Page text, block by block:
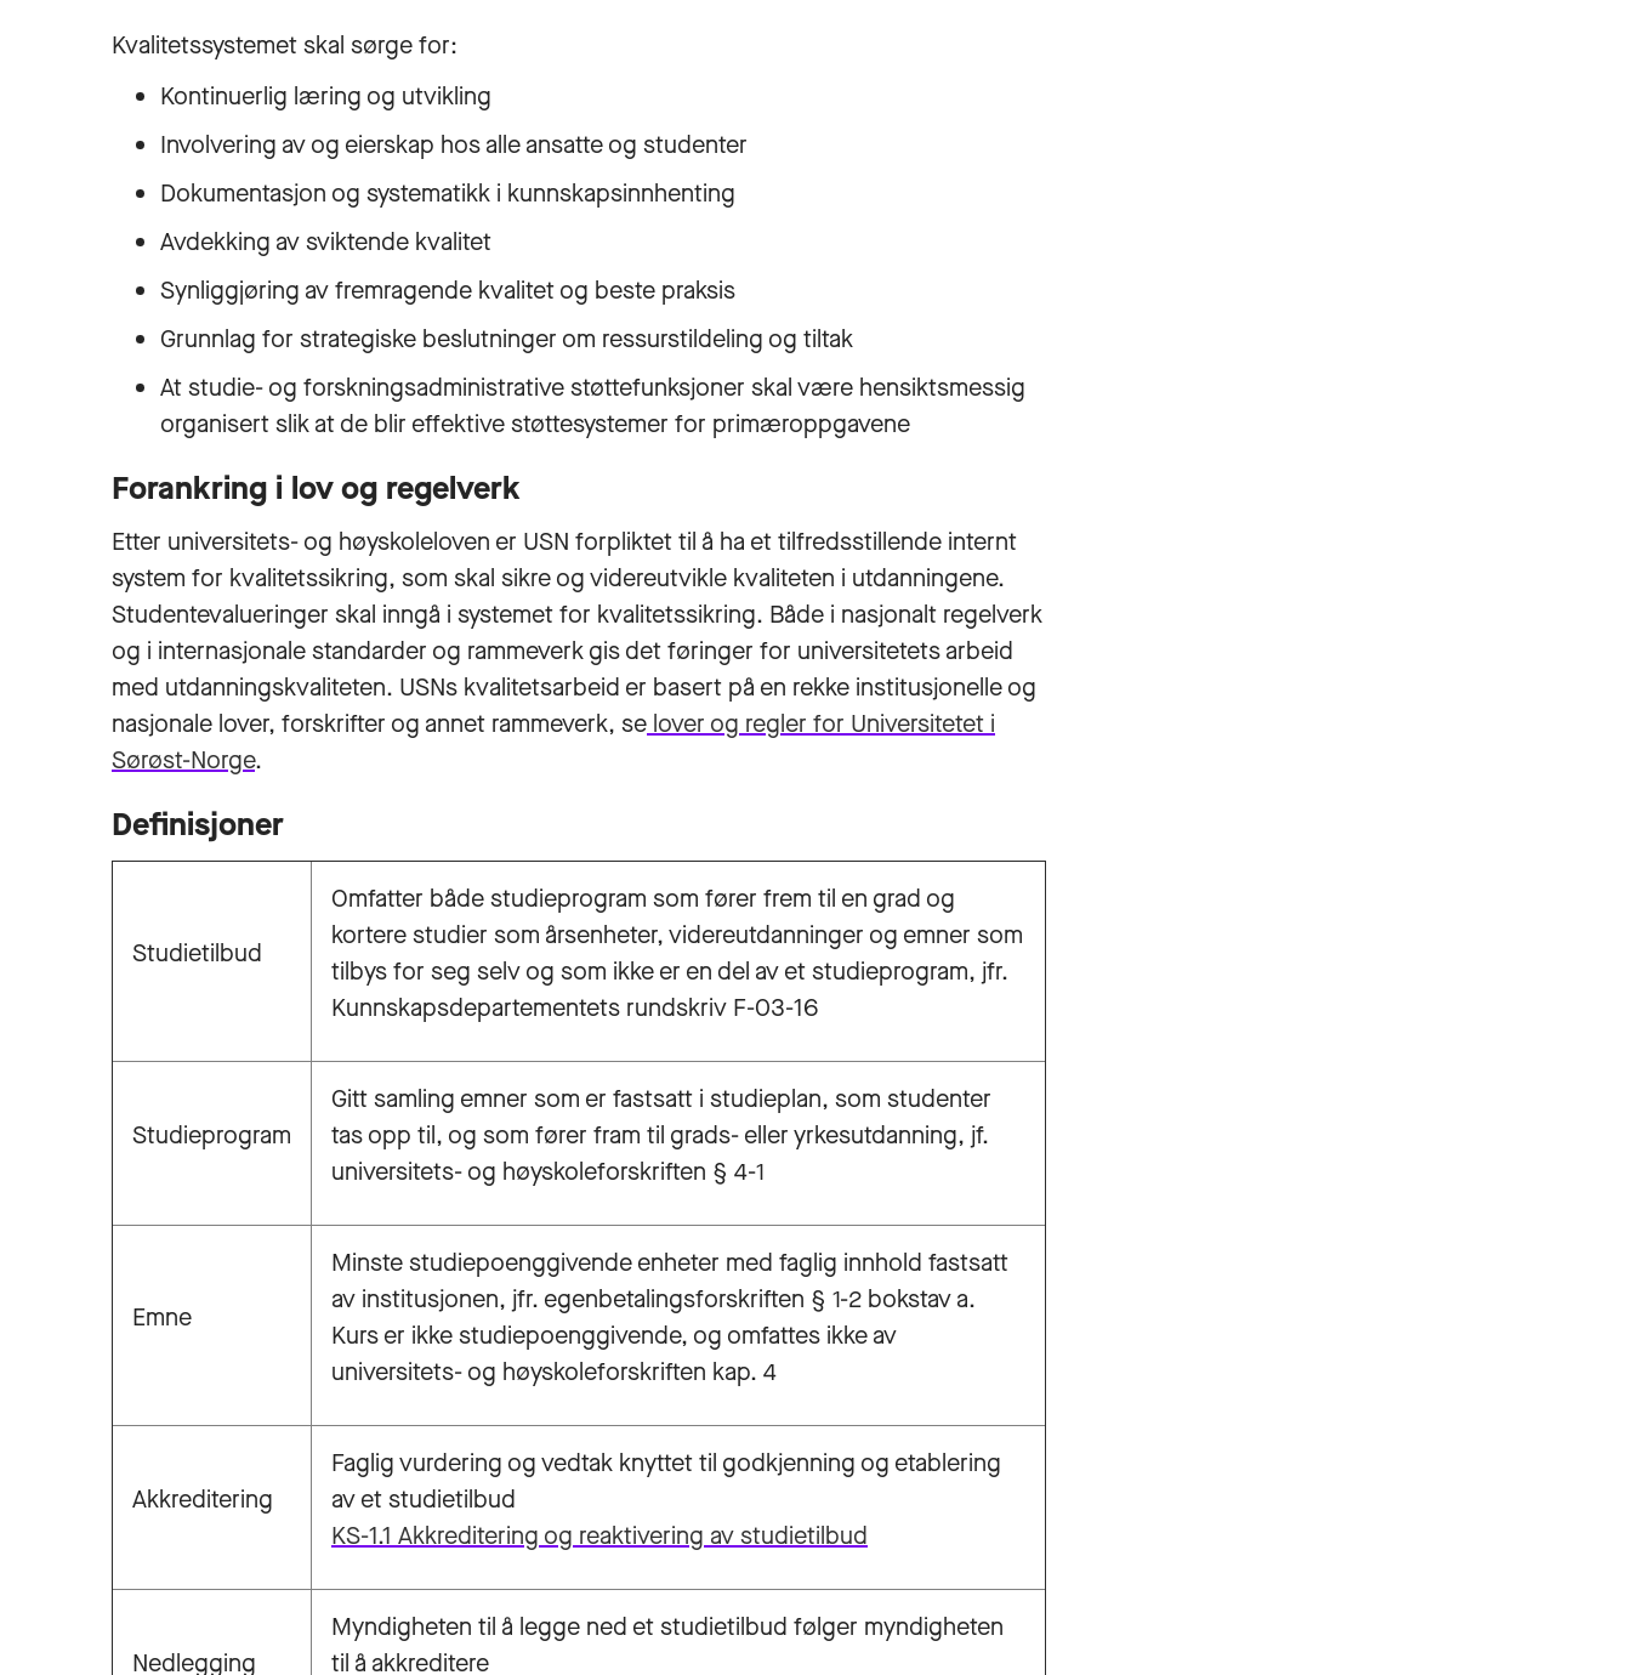
Kvalitetssystemet skal sørge for:
Kontinuerlig læring og utvikling
Involvering av og eierskap hos alle ansatte og studenter
Dokumentasjon og systematikk i kunnskapsinnhenting
Avdekking av sviktende kvalitet
Synliggjøring av fremragende kvalitet og beste praksis
Grunnlag for strategiske beslutninger om ressurstildeling og tiltak
At studie- og forskningsadministrative støttefunksjoner skal være hensiktsmessig
organisert slik at de blir effektive støttesystemer for primæroppgavene
Forankring i lov og regelverk
Etter universitets- og høyskoleloven er USN forpliktet til å ha et tilfredsstillende internt
system for kvalitetssikring, som skal sikre og videreutvikle kvaliteten i utdanningene.
Studentevalueringer skal inngå i systemet for kvalitetssikring. Både i nasjonalt regelverk
og i internasjonale standarder og rammeverk gis det føringer for universitetets arbeid
med utdanningskvaliteten. USNs kvalitetsarbeid er basert på en rekke institusjonelle og
nasjonale lover, forskrifter og annet rammeverk, se lover og regler for Universitetet i
Sørøst-Norge.
Definisjoner
Studietilbud
Omfatter både studieprogram som fører frem til en grad og
kortere studier som årsenheter, videreutdanninger og emner som
tilbys for seg selv og som ikke er en del av et studieprogram, jfr.
Kunnskapsdepartementets rundskriv F-03-16
Studieprogram
Gitt samling emner som er fastsatt i studieplan, som studenter
tas opp til, og som fører fram til grads- eller yrkesutdanning, jf.
universitets- og høyskoleforskriften § 4-1
Emne
Minste studiepoenggivende enheter med faglig innhold fastsatt
av institusjonen, jfr. egenbetalingsforskriften § 1-2 bokstav a.
Kurs er ikke studiepoenggivende, og omfattes ikke av
universitets- og høyskoleforskriften kap. 4
Akkreditering
Faglig vurdering og vedtak knyttet til godkjenning og etablering
av et studietilbud
KS-1.1 Akkreditering og reaktivering av studietilbud
Nedlegging
Myndigheten til å legge ned et studietilbud følger myndigheten
til å akkreditere